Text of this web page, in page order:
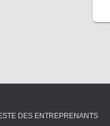
DES ENTREPRENANTS